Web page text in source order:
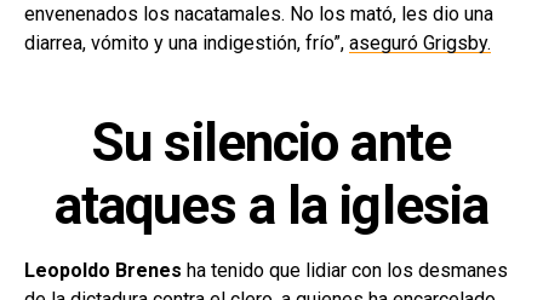
envenenados los nacatamales. No los mató, les dio una
diarrea, vómito y una indigestión, frío”, aseguró Grigsby.
Su silencio ante
ataques a la iglesia
Leopoldo Brenes ha tenido que lidiar con los desmanes